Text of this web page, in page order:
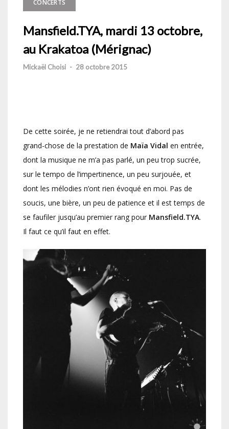
CONCERTS
Mansfield.TYA, mardi 13 octobre,
au Krakatoa (Mérignac)
Mickaël Choisi - 28 octobre 2015
De cette soirée, je ne retiendrai tout d’abord pas
grand-chose de la prestation de Maïa Vidal en entrée,
dont la musique ne m’a pas parlé, un peu trop sucrée,
sur le tempo de l’impertinence, un peu surjouée, et
dont les mélodies n’ont rien évoqué en moi. Pas de
soucis, une bière, un peu de patience et il est temps de
se faufiler jusqu’au premier rang pour Mansfield.TYA.
Il faut ce qu’il faut en effet.